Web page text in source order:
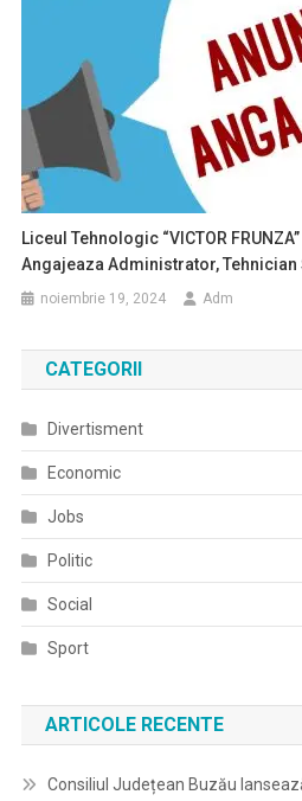
Liceul Tehnologic “VICTOR
Angajeaza Administrator, Tehnician
noiembrie 19, 2024 Adm
CATEGORII
Divertisment
Economic
Jobs
Politic
Social
Sport
ARTICOLE RECENTE
Consiliul Județean Buzău